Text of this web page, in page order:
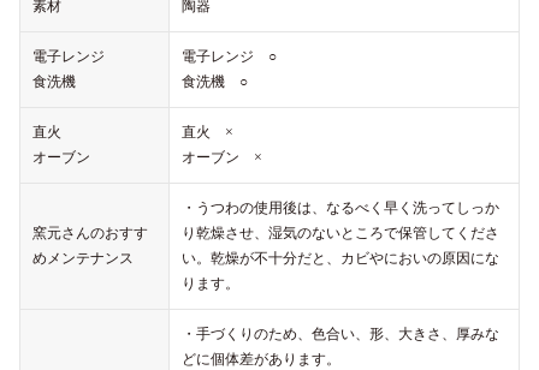
素材 陶器
電子レンジ
食洗機
電子レンジ ○
食洗機 ○
直火
オーブン
直火 ×
オーブン ×
窯元さんのおすす
めメンテナンス
・うつわの使用後は、なるべく早く洗ってしっか
り乾燥させ、湿気のないところで保管してくださ
い。乾燥が不十分だと、カビやにおいの原因にな
ります。
・手づくりのため、色合い、形、大きさ、厚みな
どに個体差があります。